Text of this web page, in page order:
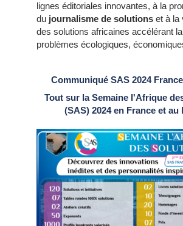
lignes éditoriales innovantes, à la
du journalisme de solutions et à la
des solutions africaines accélérant
problèmes écologiques,
Communiqué SAS 2024
Tout sur la Semaine l'Afrique
(SAS) 2024 en France et au